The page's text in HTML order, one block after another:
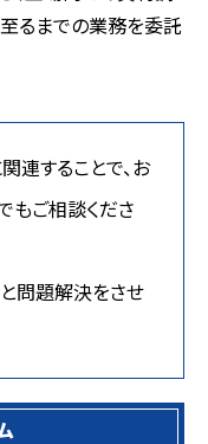
るまでの業務を委託
連することで、お
もご相談くださ
問題解決をさせ